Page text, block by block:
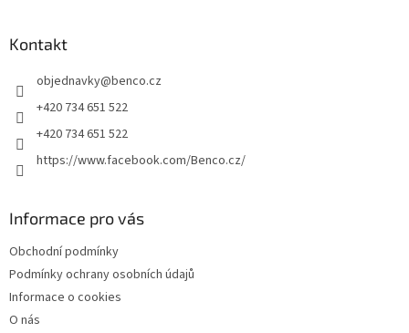
p
Kontakt
objednavky@benco.cz
+420 734 651 522
+420 734 651 522
https://www.facebook.com/Benco.cz/
Informace pro vás
Obchodní podmínky
Podmínky ochrany osobních údajů
Informace o cookies
O nás